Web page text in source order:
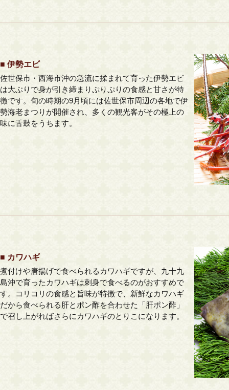
■ 伊勢エビ
佐世保市・西海市沖の急流に揉まれて育った伊勢エビ
は大ぶりで身が引き締まりぷりぷりの食感と甘さが特
徴です。旬の時期の9月頃には佐世保市周辺の各地で伊
勢海老まつりが開催され、多くの観光客がその極上の
味に舌鼓をうちます。
■ カワハギ
煮付けや唐揚げで食べられるカワハギですが、九十九
島沖で育ったカワハギは刺身で食べるのがおすすめで
す。コリコリの食感と旨味が特徴で、新鮮なカワハギ
だから食べられる肝とポン酢を合わせた「肝ポン酢」
で召し上がればさらにカワハギのとりこになります。